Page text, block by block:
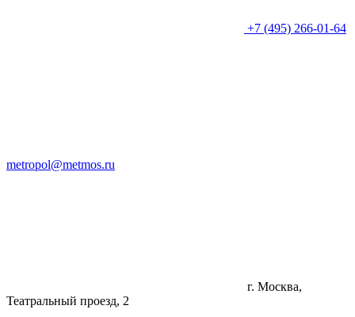
+7 (495) 266-01-64
metropol@metmos.ru
г. Москва,
Театральный проезд, 2